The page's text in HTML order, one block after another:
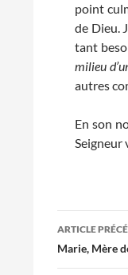
point
de Dieu.
tant
milieu
autres
En son
Seigneur
des
ARTICLE
Marie, Mère